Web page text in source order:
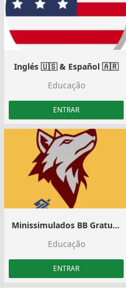
Inglés 🇺🇸 & Español 🇦🇷
Educação
ENTRAR
Minissimulados BB Gratuitos #GP7
Educação
ENTRAR